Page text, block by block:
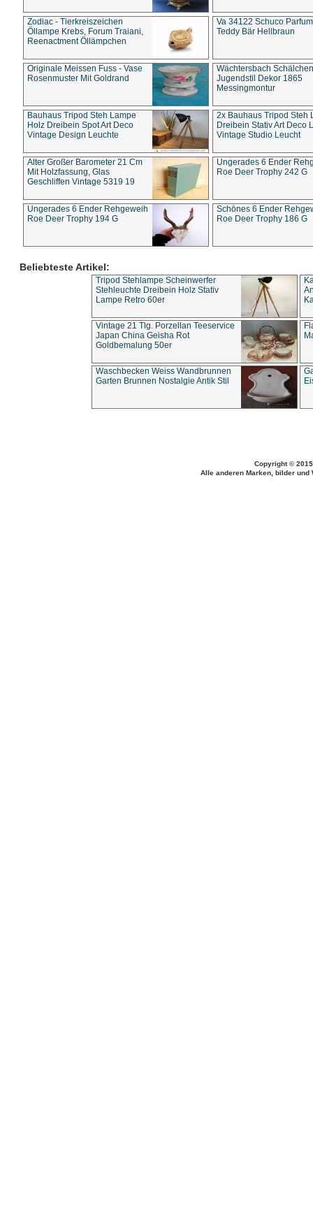
Zodiac - Tierkreiszeichen
Öllampe Krebs, Forum Traiani,
Reenactment Öllämpchen
Va 34122 Schuco
Teddy Bär Hellbraun
Originale Meissen Fuss - Vase
Rosenmuster Mit Goldrand
Wächtersbach Schälchen
Jugendstil Dekor 1865
Messingmontur
Bauhaus Tripod Steh Lampe
Holz Dreibein Spot Art Deco
Vintage Design Leuchte
2x Bauhaus Tripod Steh
Dreibein Stativ Art Deco
Vintage Studio Leucht
Alter Großer Barometer 21 Cm
Mit Holzfassung, Glas
Geschliffen Vintage 5319 19
Ungerades 6 Ender
Roe Deer Trophy 242 G
Ungerades 6 Ender Rehgeweih
Roe Deer Trophy 194 G
Schönes 6 Ender
Roe Deer Trophy 186 G
Beliebteste Artikel:
Tripod Stehlampe Scheinwerfer
Stehleuchte Dreibein Holz Stativ
Lampe Retro 60er
Vintage 21 Tlg. Porzellan Teeservice
Japan China Geisha Rot
Goldbemalung 50er
Waschbecken Weiss Wandbrunnen
Garten Brunnen Nostalgie Antik Stil
Copyright ©
Alle anderen Marken, bilder und